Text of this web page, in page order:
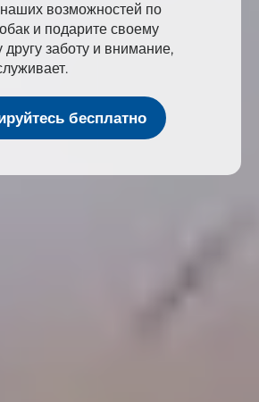
возможностей по
и подарите своему
другу заботу и внимание,
бесплатно